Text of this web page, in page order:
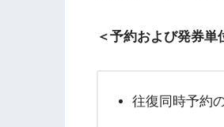
＜予約および発券単
往復同時予約